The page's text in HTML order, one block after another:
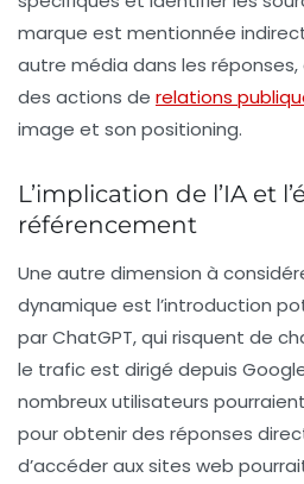
marque est mentionnée
autre média dans les
des actions de relations
image et son positioning.
L’implication de l’IA et
référencement
Une autre dimension à
dynamique est l’introduction
par ChatGPT, qui risquent de
le trafic est dirigé depuis
nombreux utilisateurs
pour obtenir des réponses
d’accéder aux sites web